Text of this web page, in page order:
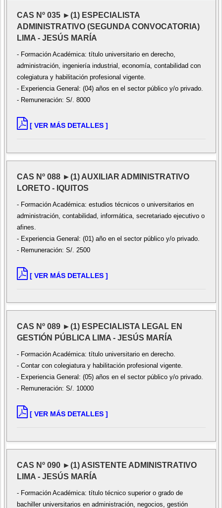
CAS Nº 035 ►(1) ESPECIALISTA
ADMINISTRATIVO (SEGUNDA CONVOCATORIA)
LIMA - JESÚS MARÍA
- Formación Académica: título universitario en derecho,
administración, ingeniería industrial, economía, contabilidad con
colegiatura y habilitación profesional vigente.
- Experiencia General: (04) años en el sector público y/o privado.
- Remuneración: S/. 8000
[ VER MÁS DETALLES ]
CAS Nº 088 ►(1) AUXILIAR ADMINISTRATIVO
LORETO - IQUITOS
- Formación Académica: estudios técnicos o universitarios en
administración, contabilidad, informática, secretariado ejecutivo o
afines.
- Experiencia General: (01) año en el sector público y/o privado.
- Remuneración: S/. 2500
[ VER MÁS DETALLES ]
CAS Nº 089 ►(1) ESPECIALISTA LEGAL EN
GESTIÓN PÚBLICA LIMA - JESÚS MARÍA
- Formación Académica: título universitario en derecho.
- Contar con colegiatura y habilitación profesional vigente.
- Experiencia General: (05) años en el sector público y/o privado.
- Remuneración: S/. 10000
[ VER MÁS DETALLES ]
CAS Nº 090 ►(1) ASISTENTE ADMINISTRATIVO
LIMA - JESÚS MARÍA
- Formación Académica: título técnico superior o grado de
bachiller universitarios en administración, negocios, gestión